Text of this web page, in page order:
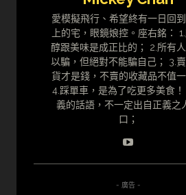
愛模擬飛行、希望終有一日回
上的宅，眼鏡娘控。座右銘：
醇跟美味是成正比的； 2.所有
以騙，但絕對不能騙自己； 3.
貨才是錢，不賣的收藏品不值一
4.踩單車，是為了吃更多美食！
義的話語，不一定出自正義之
口；
- 廣告 -